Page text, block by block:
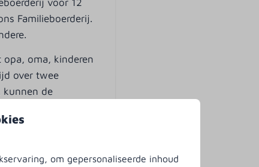
voor 12
Familieboerderij.
oma, kinderen
over twee
kunnen de
moment even
om gepersonaliseerde inhoud